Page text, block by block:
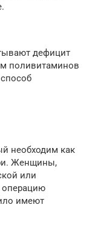
дефицит
поливитаминов
необходим как
Женщины,
или
операцию
имеют